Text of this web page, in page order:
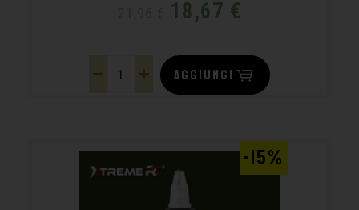
18,67 €
AGGIUNGI
-15%